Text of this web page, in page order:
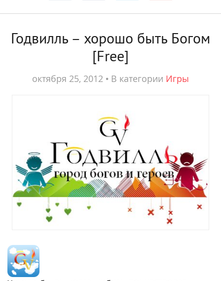
Годвилль – хорошо быть Богом
[Free]
октября 25, 2012 • В категории Игры